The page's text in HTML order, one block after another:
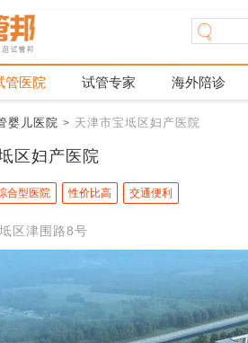
管医院 试管专家 海外陪诊
婴儿医院 > 天津市宝坻区妇产医院
区妇产医院
合型医院 性价比高 交通便利
区津围路8号